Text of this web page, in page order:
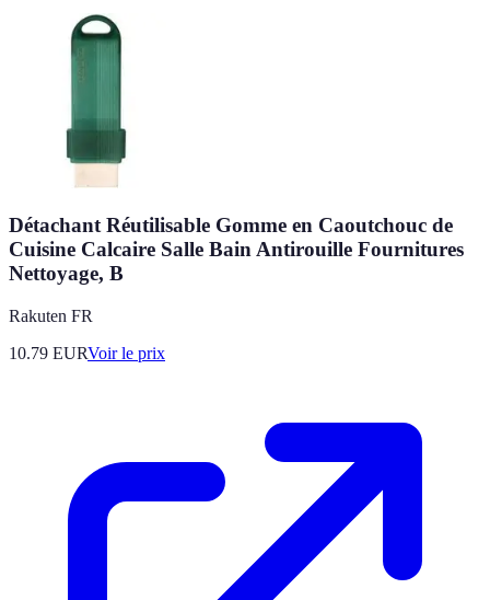
Détachant Réutilisable Gomme en Caoutchouc de
Cuisine Calcaire Salle Bain Antirouille Fournitures
Nettoyage, B
Rakuten FR
10.79 EURVoir le prix